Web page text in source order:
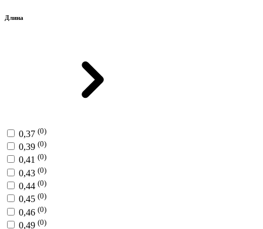
Длина
0,37 (0)
0,39 (0)
0,41 (0)
0,43 (0)
0,44 (0)
0,45 (0)
0,46 (0)
0,49 (0)